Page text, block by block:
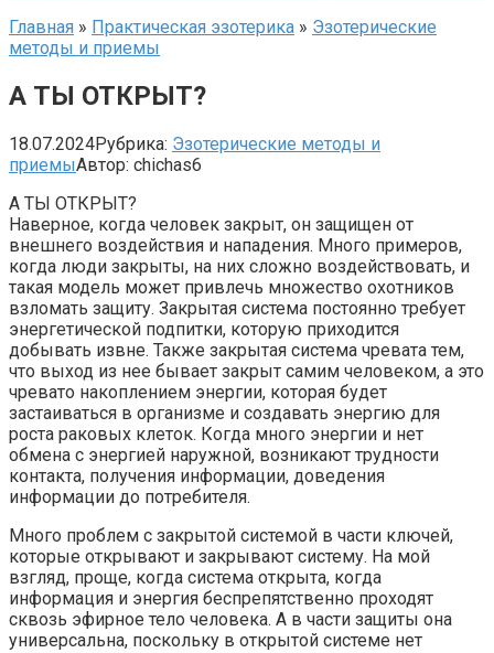
Главная » Практическая эзотерика » Эзотерические
методы и приемы
А ТЫ ОТКРЫТ?
18.07.2024Рубрика: Эзотерические методы и
приемыАвтор: chichas6
А ТЫ ОТКРЫТ?
Наверное, когда человек закрыт, он защищен от
внешнего воздействия и нападения. Много примеров,
когда люди закрыты, на них сложно воздействовать, и
такая модель может привлечь множество охотников
взломать защиту. Закрытая система постоянно требует
энергетической подпитки, которую приходится
добывать извне. Также закрытая система чревата тем,
что выход из нее бывает закрыт самим человеком, а это
чревато накоплением энергии, которая будет
застаиваться в организме и создавать энергию для
роста раковых клеток. Когда много энергии и нет
обмена с энергией наружной, возникают трудности
контакта, получения информации, доведения
информации до потребителя.
Много проблем с закрытой системой в части ключей,
которые открывают и закрывают систему. На мой
взгляд, проще, когда система открыта, когда
информация и энергия беспрепятственно проходят
сквозь эфирное тело человека. А в части защиты она
универсальна, поскольку в открытой системе нет